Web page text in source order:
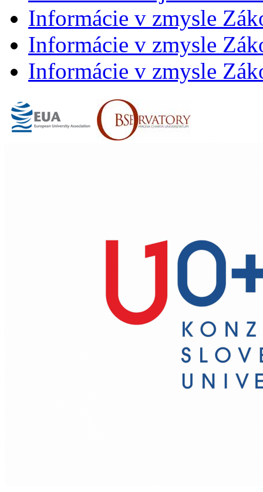
Informácie v zmysle
Informácie v zmysle
Informácie v zmysle